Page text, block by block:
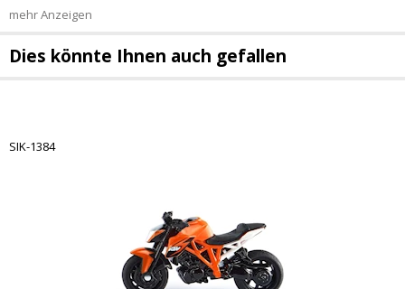
mehr Anzeigen
Dies könnte Ihnen auch gefallen
SIK-1384